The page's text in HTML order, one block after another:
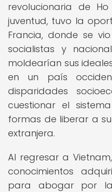
revolucionaria de
juventud, tuvo la
Francia, donde se
socialistas y
moldearían sus
en un país
disparidades
cuestionar el
formas de liberar a
extranjera.
Al regresar a
conocimientos
para abogar por